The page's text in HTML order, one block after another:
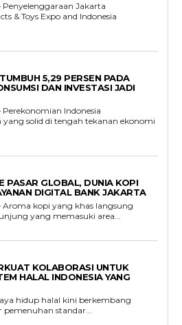
Penyelenggaraan Jakarta
& Toys Expo and Indonesia
5,29 PERSEN PADA
DAN INVESTASI JADI
Perekonomian Indonesia
solid di tengah tekanan ekonomi
PASAR GLOBAL, DUNIA KOPI
DIGITAL BANK JAKARTA
Aroma kopi yang khas langsung
yang memasuki area...
KOLABORASI UNTUK
HALAL INDONESIA YANG
hidup halal kini berkembang
pemenuhan standar...